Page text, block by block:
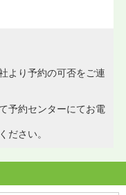
より予約の可否をご連
予約センターにてお電
ださい。